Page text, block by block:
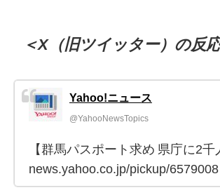
＜X（旧ツイッター）の反
Yahoo!ニュース
@YahooNewsTopics
【群馬パスポート求め 県庁に2千
news.yahoo.co.jp/pickup/6579008